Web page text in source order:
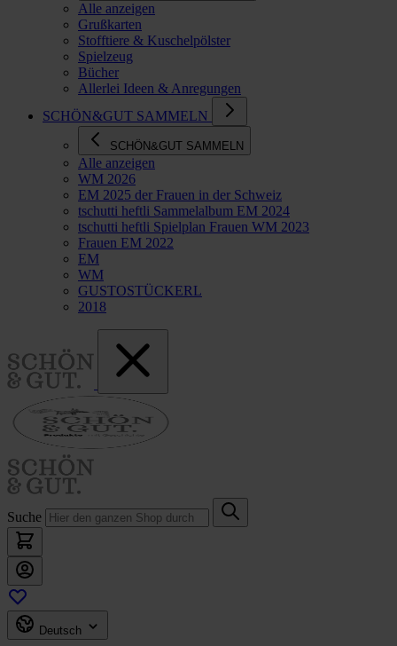
Alle anzeigen
Grußkarten
Stofftiere & Kuschelpölster
Spielzeug
Bücher
Allerlei Ideen & Anregungen
SCHÖN&GUT SAMMELN
SCHÖN&GUT SAMMELN
Alle anzeigen
WM 2026
EM 2025 der Frauen in der Schweiz
tschutti heftli Sammelalbum EM 2024
tschutti heftli Spielplan Frauen WM 2023
Frauen EM 2022
EM
WM
GUSTOSTÜCKERL
2018
Suche
Deutsch